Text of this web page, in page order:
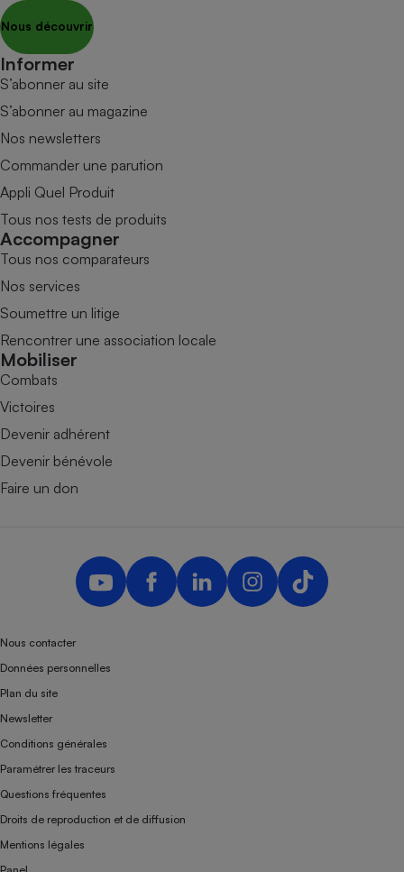
Nous découvrir
Informer
S’abonner au site
S’abonner au magazine
Nos newsletters
Commander une parution
Appli Quel Produit
Tous nos tests de produits
Accompagner
Tous nos comparateurs
Nos services
Soumettre un litige
Rencontrer une association locale
Mobiliser
Combats
Victoires
Devenir adhérent
Devenir bénévole
Faire un don
Nous contacter
Données personnelles
Plan du site
Newsletter
Conditions générales
Paramétrer les traceurs
Questions fréquentes
Droits de reproduction et de diffusion
Mentions légales